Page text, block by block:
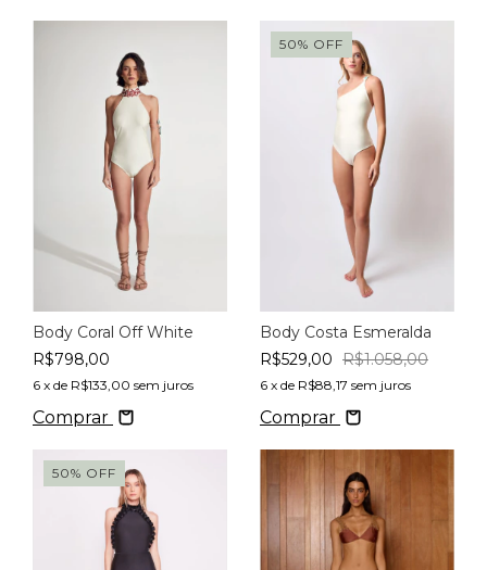
Body Coral Off White
R$798,00
6 x de R$133,00 sem juros
Comprar
50% OFF
Body Costa Esmeralda
R$529,00 R$1.058,00
6 x de R$88,17 sem juros
Comprar
50% OFF